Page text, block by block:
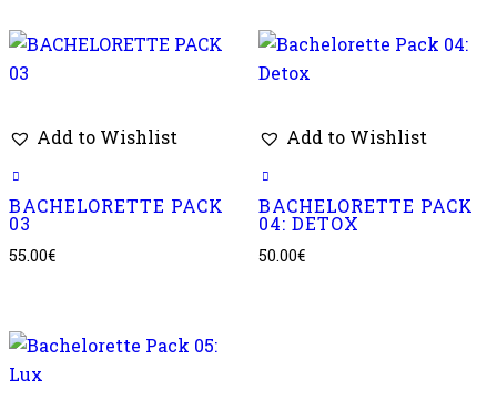
Add to Wishlist
BACHELORETTE PACK
03
55.00€
Add to Wishlist
BACHELORETTE PACK
04: DETOX
50.00€